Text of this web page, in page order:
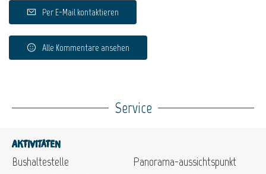
Per E-Mail kontaktieren
Alle Kommentare ansehen
Service
Aktivitäten
Bushaltestelle
Panorama-aussichtspunkt